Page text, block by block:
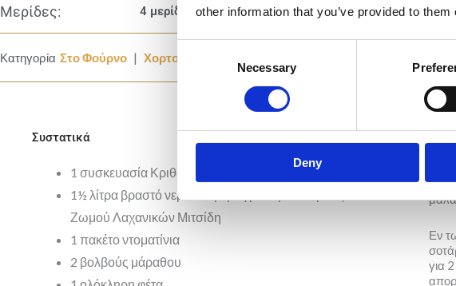
other information that you’ve provided to
Necessary
Deny
Μερίδες: 4 μερίδες
Κατηγορία Στο Φούρνο | Χορτοφαγικά
Συστατικά
1 συσκευασία Κριθαράκι Μιτσίδη
1½ λίτρα βραστό νερό αναμεμειγμένο με 2 κύβους
Ζωμού Λαχανικών Μιτσίδη
1 πακέτο ντοματίνια
2 βολβούς μάραθου
ταψί
Εν
για